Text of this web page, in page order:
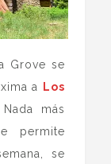
Grove se
a
Los
más
permite
se